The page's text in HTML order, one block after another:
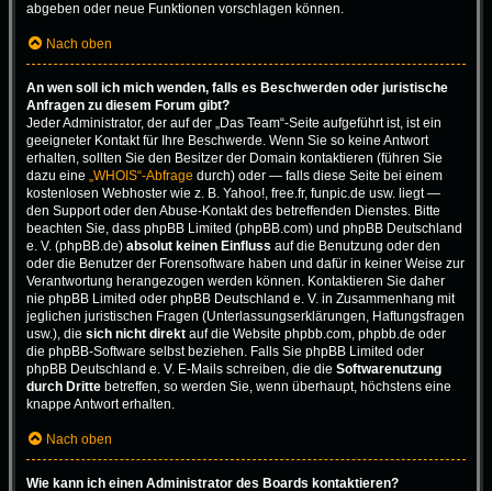
abgeben oder neue Funktionen vorschlagen können.
Nach oben
An wen soll ich mich wenden, falls es Beschwerden oder juristische
Anfragen zu diesem Forum gibt?
Jeder Administrator, der auf der „Das Team“-Seite aufgeführt ist, ist ein
geeigneter Kontakt für Ihre Beschwerde. Wenn Sie so keine Antwort
erhalten, sollten Sie den Besitzer der Domain kontaktieren (führen Sie
dazu eine „WHOIS“-Abfrage durch) oder — falls diese Seite bei einem
kostenlosen Webhoster wie z. B. Yahoo!, free.fr, funpic.de usw. liegt —
den Support oder den Abuse-Kontakt des betreffenden Dienstes. Bitte
beachten Sie, dass phpBB Limited (phpBB.com) und phpBB Deutschland
e. V. (phpBB.de) absolut keinen Einfluss auf die Benutzung oder den
oder die Benutzer der Forensoftware haben und dafür in keiner Weise zur
Verantwortung herangezogen werden können. Kontaktieren Sie daher
nie phpBB Limited oder phpBB Deutschland e. V. in Zusammenhang mit
jeglichen juristischen Fragen (Unterlassungserklärungen, Haftungsfragen
usw.), die sich nicht direkt auf die Website phpbb.com, phpbb.de oder
die phpBB-Software selbst beziehen. Falls Sie phpBB Limited oder
phpBB Deutschland e. V. E-Mails schreiben, die die Softwarenutzung
durch Dritte betreffen, so werden Sie, wenn überhaupt, höchstens eine
knappe Antwort erhalten.
Nach oben
Wie kann ich einen Administrator des Boards kontaktieren?